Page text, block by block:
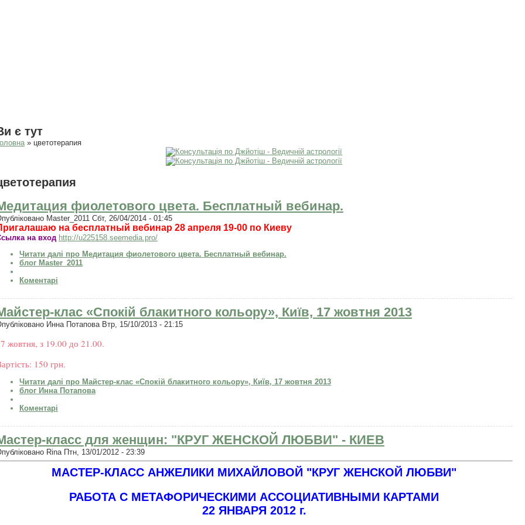
є тут
» цветотерапия
фиолетового цвета. Бесплатный вебинар.
Master_2011 Сбт, 26/04/2014 - 01:45
на бесплатный вебинар 28 апреля 19-00 по Киеву
на вход http://u225158.seemedia.pro/
Читати далі про Медитация фиолетового цвета. Бесплатный вебинар.
блог Master_2011
Коментарі
клас «Спокій блакитного кольору», Київ, 17 жовтня 2013
Инна ПотаповаВтр, 15/10/2013 - 21:15
жовтня, з 19.00 до 21.00.
150 грн.
Читати далі про Майстер-клас «Спокій блакитного кольору», Київ, 17 жовтня 2013
блог Инна Потапова
Коментарі
класс для женщин: "КРУГ ЖЕНСКОЙ ЛЮБВИ" - КИЕВ
RinaПтн, 13/01/2012 - 23:39
МАСТЕР-КЛАСС АНЖЕЛИКИ МИХАЙЛОВОЙ "КРУГ ЖЕНСКОЙ ЛЮБВИ"
РАБОТА С МЕТАФОРИЧЕСКИМИ АССОЦИАТИВНЫМИ КАРТАМИ
22 ЯНВАРЯ 2012 г.